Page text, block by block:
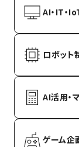
AI・IT・
ロボット
AI活用・
ゲーム企